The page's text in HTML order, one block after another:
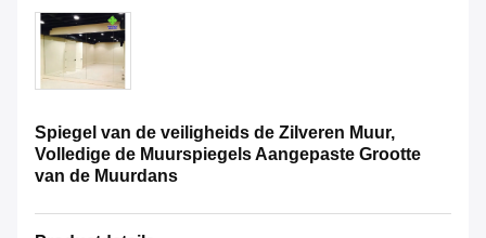
Spiegel van de veiligheids de Zilveren Muur,
Volledige de Muurspiegels Aangepaste Grootte
van de Muurdans